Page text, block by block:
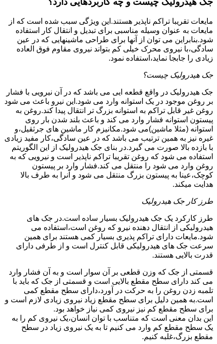
مایعات تقریبا تراکم ناپذیر هستند.این ویژگی سبب شده است که از
مایعات به عنوان وسیله مناسبی برای تبدیل و انتقال کار استفاده
شود.بنابراین می توان از آنها برای طراحی ماشینهایی که در عین
سادگی،با نیروی محرک خیلی کم بتواند نیروی مقاوم فوق العاده
زیادی را جابجا نماید،استفاده نمود.
جک هیدرولیک چیست؟
جک هیدرولیک در واقع قطعه ایی می باشد که در آن نیرویی با فشار
بر روغن موجود در یک استوانه وارد می شود.این نیرو باعث می شود
روغن غیر قابل تراکم به استوانه بزرگ تر انتقال پیدا کند.روغن به
پیستون استوانه فشار وارد می کند و باعث بلند شدن بار روی
استوانه (مثلا ماشین)می شود.مکانیزم کار ماشین های جرثقیل،و
غیره نیز به همین ترتیب می باشد که در عین سادگی،کار مفید زیادی
با بازده بالا صورت می گیرد.در بنای جک هیدرولیک از این الگوریتم
استفاده می شود که روغن تقریبا تراکم ناپذیر است و نیرویی که به
روغن وارد می شود را منتقل می کند.فشار وارد بر پیستون
کوچک،عینا به پیستون بزرگ منتقل می شود و آنرا به طرف بالا
هدایت میکند.
طرز کار جک هیدرولیک
طرز کارکرد یک جک هیدرولیک بسیار ساده است.در جک های
هیدرولیکی از انتقال دهنده نیرو که روغن است،استفاده می
شود.مایعات دارای تراکم پذیری بسیار کمی هستند برای همین
سرعت جک های هیدرولیکی قابل کنترل است و از طرفی دارای
قدرت بالایی هستند.
قسمتی از جک که وزن قطعی بر آن سوار است و به آن فشار وارد
می کند دارای سطح مقطع بالایی است و قسمتی از جک که باید با
تلمبه زدن روغن را به حرکت در آورد،دارای سطح مقطع کمی
است.به همین دلیل برای سطح مقطع زیاد نیروی زیادی لازم است و
برای سطح مقطع کم نیز نیروی کمی نیاز خواهد بود.
این بدان معنی است که متناسب با توان انسان،یک نیروی کم را به
یک سطح مقطع کم وارد می کنیم تا به یک نیروی زیاد در سطح
مقطع بزرگ،غلبه کنیم.